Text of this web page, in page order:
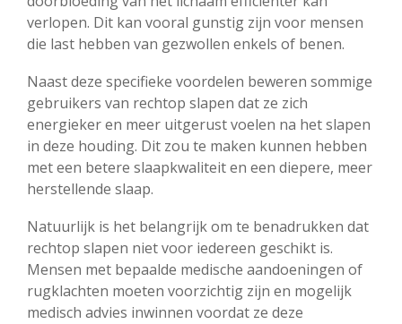
verlopen. Dit kan vooral gunstig zijn voor mensen
die last hebben van gezwollen enkels of benen.
Naast deze specifieke voordelen beweren sommige
gebruikers van rechtop slapen dat ze zich
energieker en meer uitgerust voelen na het slapen
in deze houding. Dit zou te maken kunnen hebben
met een betere slaapkwaliteit en een diepere, meer
herstellende slaap.
Natuurlijk is het belangrijk om te benadrukken dat
rechtop slapen niet voor iedereen geschikt is.
Mensen met bepaalde medische aandoeningen of
rugklachten moeten voorzichtig zijn en mogelijk
medisch advies inwinnen voordat ze deze